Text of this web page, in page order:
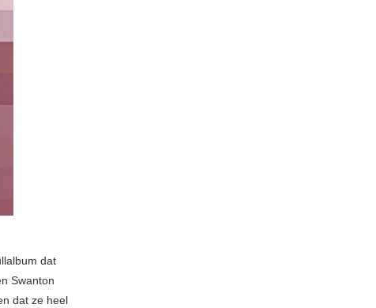
dat
Swanton
dat ze heel